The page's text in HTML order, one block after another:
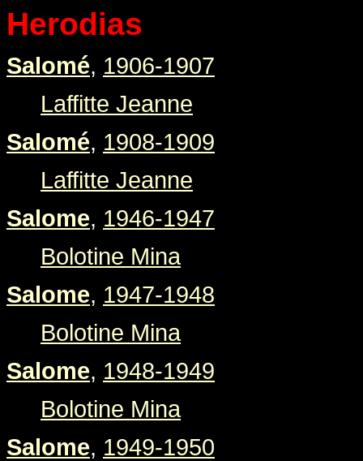
Herodias
Salomé, 1906-1907
Laffitte Jeanne
Salomé, 1908-1909
Laffitte Jeanne
Salome, 1946-1947
Bolotine Mina
Salome, 1947-1948
Bolotine Mina
Salome, 1948-1949
Bolotine Mina
Salome, 1949-1950